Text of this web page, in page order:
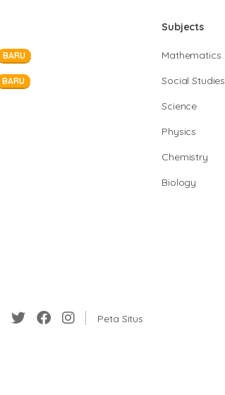
BARU
BARU
Subjects
Mathematics
Social Studies
Science
Physics
Chemistry
Biology
Peta Situs